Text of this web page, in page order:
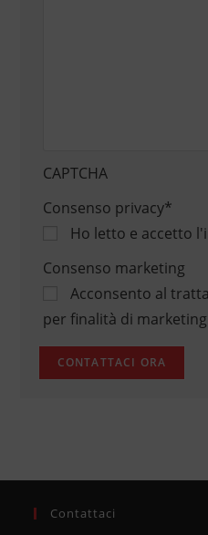
CAPTCHA
Consenso privacy*
Ho letto e accetto
Consenso marketing
Acconsento al
per finalità di marketing
Contattaci